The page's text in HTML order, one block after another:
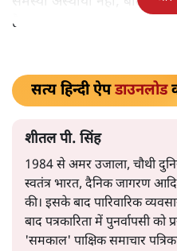
है।
सत्य हिन्दी ऐपडाउनलोड
शीतल पी. सिंह
1984 से अमर उजाला, चौथी
स्वतंत्र भारत, दैनिक जागरण
की। इसके बाद पारिवारिक
बाद पत्रकारिता में पुनर्वापसी
'समकाल' पाक्षिक समाचार